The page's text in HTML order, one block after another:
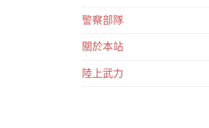
警察部隊
關於本站
陸上武力